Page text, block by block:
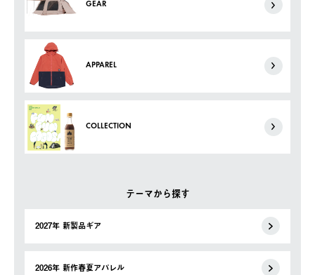
GEAR
APPAREL
COLLECTION
テーマから探す
2027年 新製品ギア
2026年 新作春夏アパレル